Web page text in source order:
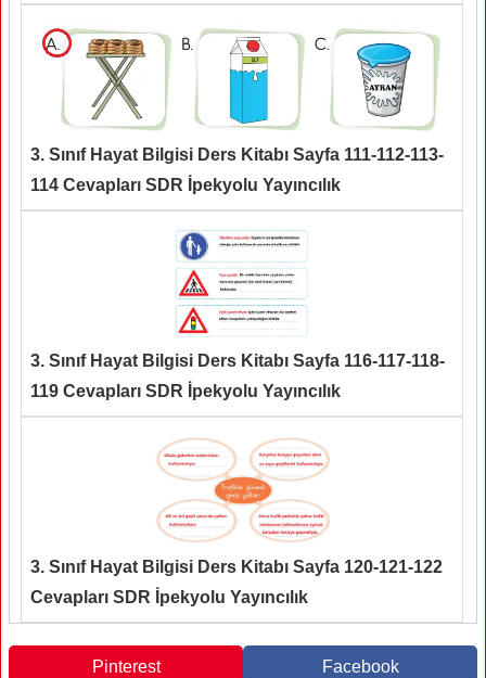
3. Sınıf Hayat Bilgisi Ders Kitabı Sayfa 111-112-113-
114 Cevapları SDR İpekyolu Yayıncılık
3. Sınıf Hayat Bilgisi Ders Kitabı Sayfa 116-117-118-
119 Cevapları SDR İpekyolu Yayıncılık
3. Sınıf Hayat Bilgisi Ders Kitabı Sayfa 120-121-122
Cevapları SDR İpekyolu Yayıncılık
Pinterest Facebook